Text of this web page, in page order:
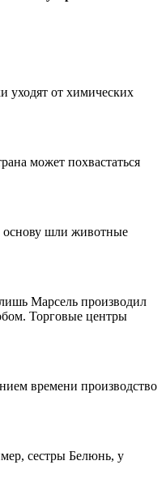
уходят от химических
может похвастаться
основу шли животные
Марсель производил
Торговые центры
времени производство
сестры Белюнь, у